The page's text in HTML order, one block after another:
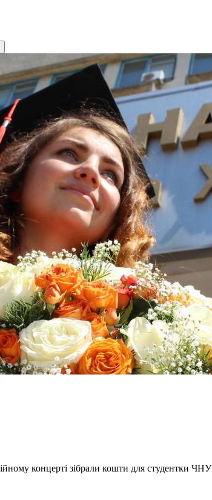
концерті зібрали кошти для студентки ЧНУ